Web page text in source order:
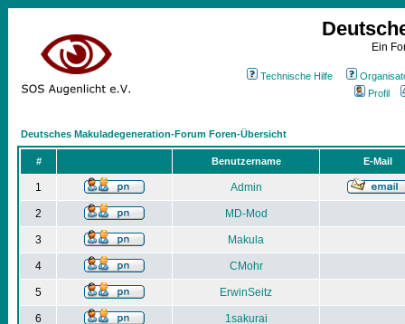
Ein
Technische Hilfe
Profil
Deutsches Makuladegeneration-Forum Foren-Übersicht
# Benutzername E-Mail
1 Admin
2 MD-Mod
3 Makula
4 CMohr
5 ErwinSeitz
6 1sakurai